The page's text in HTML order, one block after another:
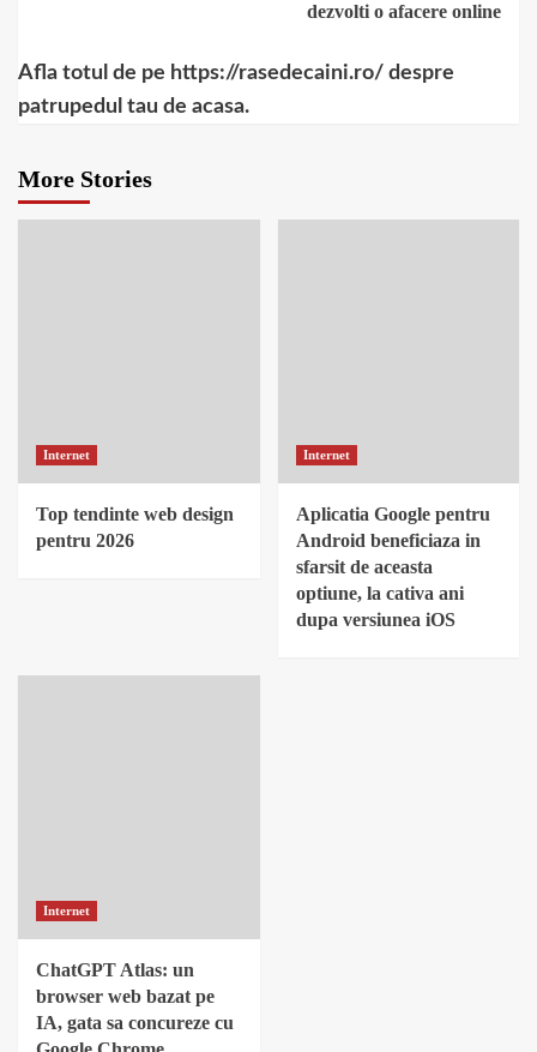
dezvolti o afacere online
Afla totul de pe https://rasedecaini.ro/ despre
patrupedul tau de acasa.
More Stories
Internet
Top tendinte web design
pentru 2026
Internet
Aplicatia Google pentru
Android beneficiaza in
sfarsit de aceasta
optiune, la cativa ani
dupa versiunea iOS
Internet
ChatGPT Atlas: un
browser web bazat pe
IA, gata sa concureze cu